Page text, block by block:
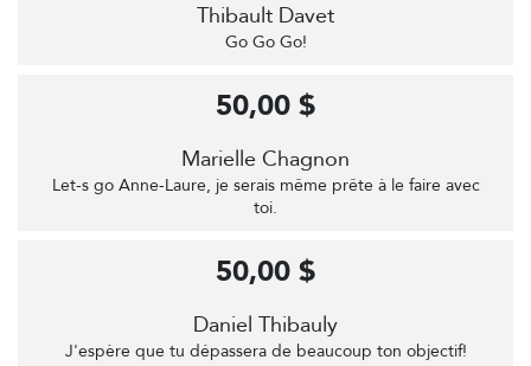
Thibault Davet
Go Go Go!
Marielle Chagnon
Let-s go Anne-Laure, je serais même prête à le faire avec
toi.
50,00 $
Daniel Thibauly
J'espère que tu dépassera de beaucoup ton objectif!
50,00 $